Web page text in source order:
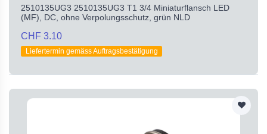
2510135UG3 2510135UG3 T1 3/4 Miniaturflansch LED
(MF), DC, ohne Verpolungsschutz, grün NLD
CHF 3.10
Liefertermin gemäss Auftragsbestätigung